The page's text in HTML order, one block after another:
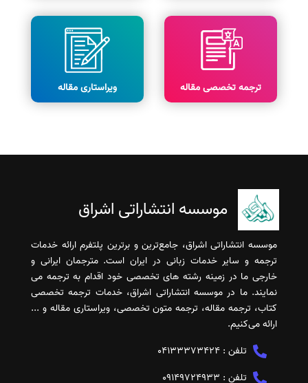
ترجمه تخصصی مقاله ویراستاری مقاله
موسسه انتشاراتی اشراق
موسسه انتشاراتی اشراق، جامع‌ترین و برترین پلتفرم ارائه خدمات
ترجمه و سایر خدمات زبانی در ایران است. مترجمان ایرانی و
خارجی ما در زمینه رشته های تخصصی خود اقدام به ترجمه می
نمایند. ما در موسسه انتشاراتی اشراق، خدمات ترجمه تخصصی
کتاب، ترجمه مقاله، ترجمه متون تخصصی، ویراستاری مقاله و ...
ارائه می‌کنیم.
تلفن : 04133373424
تلفن : 09149724933